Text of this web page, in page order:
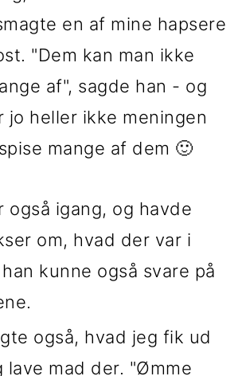
en af mine hapsere
"Dem kan man ikke
af", sagde han - og
jo heller ikke meningen
mange af dem 🙂
også igang, og havde
om, hvad der var i
kunne også svare på
også, hvad jeg fik ud
lave mad der. "Ømme